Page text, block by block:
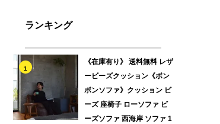
ランキング
1
《在庫有り》 送料無料 レザ
ービーズクッション《ボン
ボンソファ》クッション ビ
ーズ 座椅子 ローソファ ビ
ーズソファ 西海岸 ソファ 1